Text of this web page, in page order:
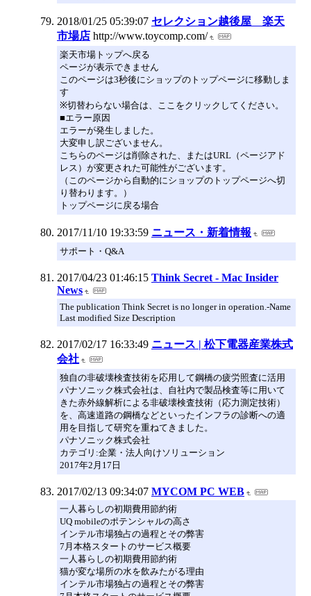
2018/01/25 05:39:07 セレクション越後屋 楽天
市場店 http://www.toycomp.com/
楽天市場トップへ戻る
ページが表示できません
このページは3秒後にショップのトップページに移動しま
す
※切替わらない場合は、ここをクリックしてください。
■エラー原因
エラーが発生しました。
大変申し訳ございません。
こちらのページは削除された、またはURL（ページアド
レス）が変更された可能性がございます。
（このページから自動的にショップのトップページへ切
り替わります。）
トップページに戻る場合
2017/11/10 19:33:59 ニュース・新着情報
サポート・Q&A
2017/04/23 01:46:15 Think Secret - Mac Insider
News
The publication Think Secret is no longer in operation.-Name
Last modified Size Description
2017/02/17 16:33:49 ニュース | 松下電器産業株式
会社
独自の非破壊検査技術を応用して鋼橋の疲労照査に活用
パナソニック株式会社は、自社内で製品検査等に用いて
きた赤外線解析による非破壊検査技術（応力測定技術）
を、高速道路の鋼橋などといったインフラの診断への適
用を目指して研究を重ねてきました。
パナソニック株式会社
カテゴリ:企業・法人向けソリューション
2017年2月17日
2017/02/13 09:34:07 MYCOM PC WEB
一人暮らしの初期費用節約術
UQ mobileのポテンシャルの高さ
インテル市場独占の過程とその弊害
7月本格スタートのサービス概要
一人暮らしの初期費用節約術
猫が変な場所の水を飲みたがる理由
インテル市場独占の過程とその弊害